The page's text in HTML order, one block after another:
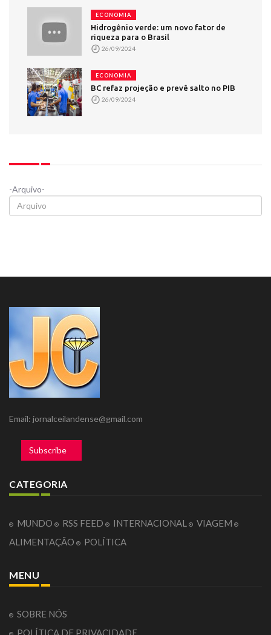
ECONOMIA
Hidrogênio verde: um novo fator de
riqueza para o Brasil
26/09/2024
ECONOMIA
BC refaz projeção e prevê salto no PIB
26/09/2024
-Arquivo-
Email: jornalceilandense@gmail.com
Subscribe
CATEGORIA
MUNDO RSS FEED INTERNACIONAL
VIAGEM
ALIMENTAÇÃO
POLÍTICA
MENU
SOBRE NÓS
POLÍTICA DE PRIVACIDADE